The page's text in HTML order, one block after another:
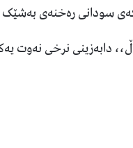
سودانی رەخنەی بەشێک
دابەزینی نرخی نەوت